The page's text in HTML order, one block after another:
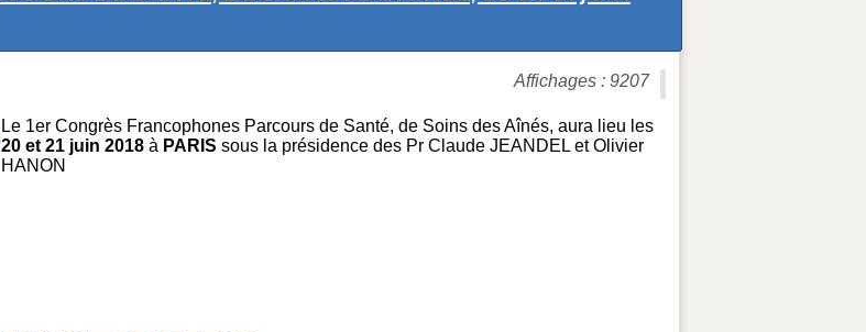
Affichages : 9207
Le 1er Congrès Francophones Parcours de Santé, de Soins des Aînés, aura lieu les
20 et 21 juin 2018 à PARIS sous la présidence des Pr Claude JEANDEL et Olivier
HANON